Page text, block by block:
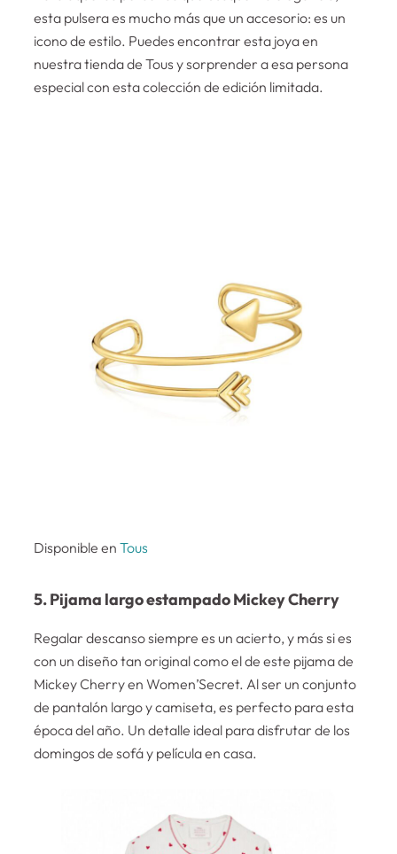
esta pulsera es mucho más que un accesorio: es un
icono de estilo. Puedes encontrar esta joya en
nuestra tienda de Tous y sorprender a esa persona
especial con esta colección de edición limitada.
Disponible en Tous
5. Pijama largo estampado Mickey Cherry
Regalar descanso siempre es un acierto, y más si es
con un diseño tan original como el de este pijama de
Mickey Cherry en Women’Secret. Al ser un conjunto
de pantalón largo y camiseta, es perfecto para esta
época del año. Un detalle ideal para disfrutar de los
domingos de sofá y película en casa.